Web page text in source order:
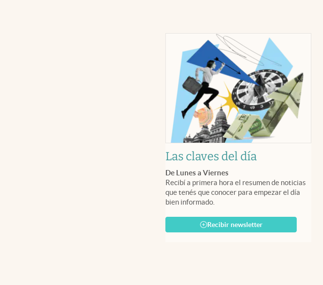
Las claves del día
De Lunes a Viernes
Recibí a primera hora el resumen de noticias
que tenés que conocer para empezar el día
bien informado.
Recibir newsletter